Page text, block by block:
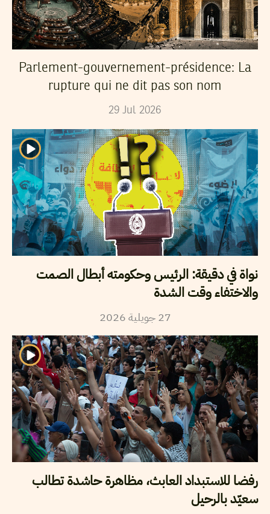
Parlement-gouvernement-présidence: La
rupture qui ne dit pas son nom
29 Jul 2026
نواة في دقيقة: الرئيس وحكومته أبطال الصمت
والاختفاء وقت الشدة
27 جويلية2026
رفضا للاستبداد العابث، مظاهرة حاشدة تطالب
سعيّد بالرحيل